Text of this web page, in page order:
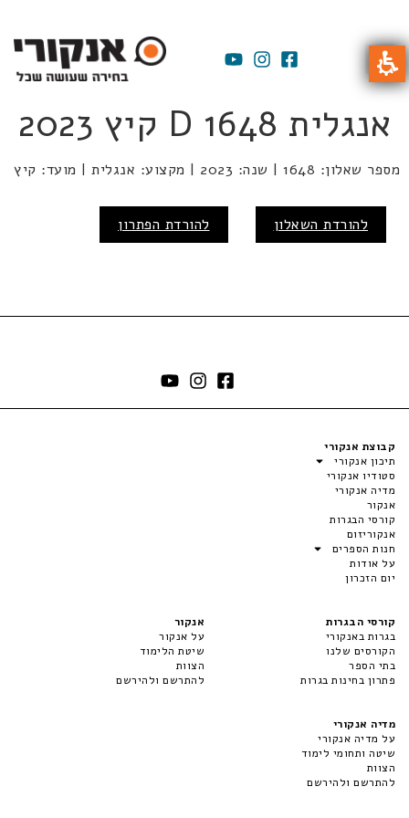
אנגלית D 1648 קיץ 2023
מספר שאלון: 1648 | שנה: 2023 | מקצוע: אנגלית | מועד: קיץ
להורדת השאלון להורדת הפתרון
קבוצת אנקורי
תיכון אנקורי
סטודיו אנקורי
מדיה אנקורי
אנקור
קורסי הבגרות
אנקוריזום
חנות הספרים
על אודות
יום הזכרון
קורסי הבגרות
בגרות באנקורי
הקורסים שלנו
בתי הספר
פתרון בחינות בגרות
אנקור
על אנקור
שיטת הלימוד
הצוות
להתרשם ולהירשם
מדיה אנקורי
על מדיה אנקורי
שיטה ותחומי לימוד
הצוות
להתרשם ולהירשם